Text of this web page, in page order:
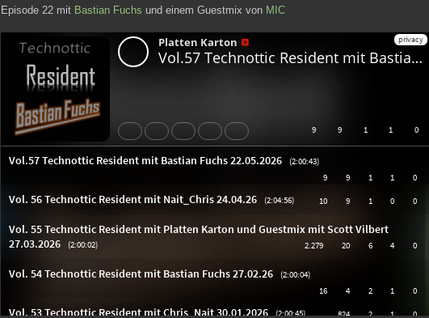
Episode 22 mit Bastian Fuchs und einem Guestmix von MIC